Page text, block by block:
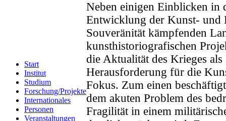
Start
Institut
Studium
Forschung/Projekte
Internationales
Personen
Veranstaltungen
Neben einigen Einblicken in
Entwicklung der Kunst- und
Souveränität kämpfenden
kunsthistoriografischen
die Aktualität des Krieges
Herausforderung für die
Fokus. Zum einen
dem akuten Problem des
Fragilität in einem